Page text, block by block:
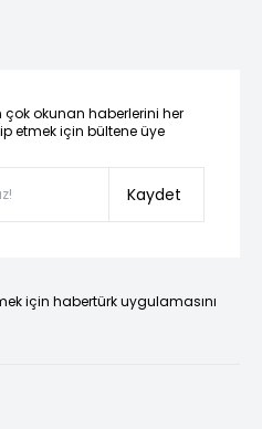
çok okunan haberlerini her
etmek için bültene üye
Kaydet
için habertürk uygulamasını